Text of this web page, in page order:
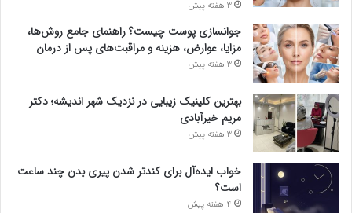
3 هفته پیش
جوانسازی پوست چیست؟ راهنمای جامع روش‌ها،
مزایا، عوارض، هزینه و مراقبت‌های پس از درمان
3 هفته پیش
بهترین کلینیک زیبایی در نزدیک شهر اندیشه؛ دکتر
مریم خیرآبادی
3 هفته پیش
خواب ایده‌آل برای کندتر شدن پیری بدن چند ساعت
است؟
4 هفته پیش